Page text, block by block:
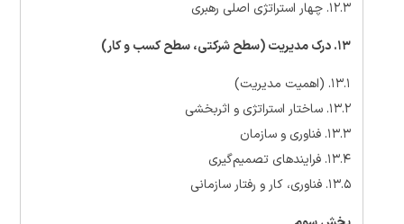
۱۲.۳. چهار استراتژی اصلی رهبری
۱۳. درک مدیریت (سطح شرکتی، سطح کسب و کار)
۱۳.۱. (اهمیت مدیریت)
۱۳.۲. ساختار استراتژی و اثربخشی
۱۳.۳. فناوری و سازمان
۱۳.۴. فرایندهای تصمیم‌گیری
۱۳.۵. فناوری، کار و رفتار سازمانی